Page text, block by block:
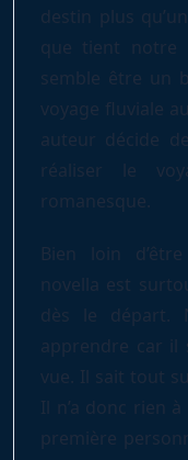
destin plus
que tient notre
semble être un
voyage fluviale
auteur décide
réaliser le
romanesque.
Bien loin
novella est
dès le départ.
apprendre car il
vue. Il sait tout
Il n’a donc rien
première